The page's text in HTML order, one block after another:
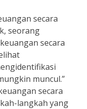
secara
seorang
secara
muncul.”
secara
langkah yang